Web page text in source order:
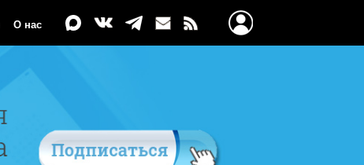
О нас